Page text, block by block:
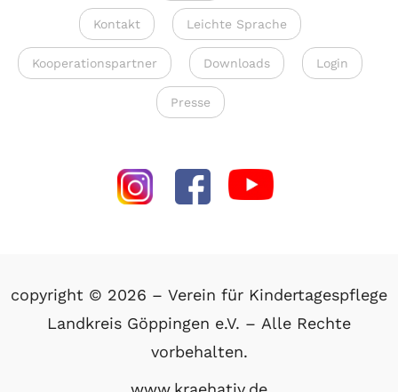
Kontakt Leichte Sprache
Kooperationspartner Downloads Login
Presse
copyright © 2026 – Verein für Kindertagespflege
Landkreis Göppingen e.V. – Alle Rechte
vorbehalten.